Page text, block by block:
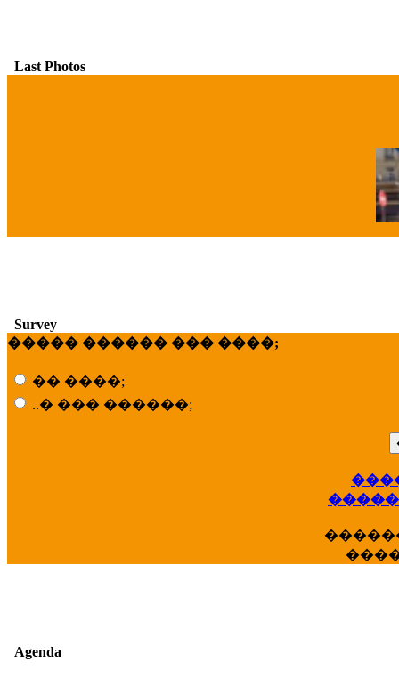
Last Photos
Survey
����� ������ ��� ����;
�� ����;
..� ��� ������;
Agenda